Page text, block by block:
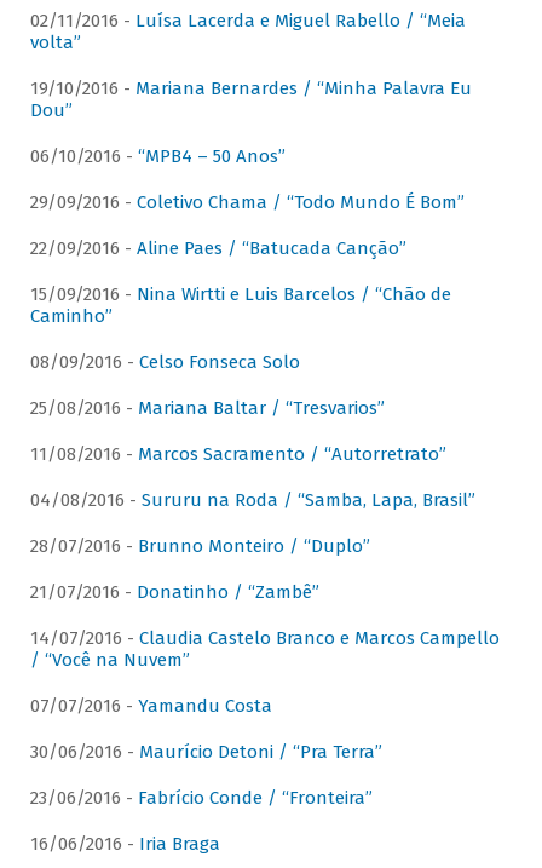
02/11/2016 - Luísa Lacerda e Miguel Rabello / “Meia
volta”
19/10/2016 - Mariana Bernardes / “Minha Palavra Eu
Dou”
06/10/2016 - “MPB4 – 50 Anos”
29/09/2016 - Coletivo Chama / “Todo Mundo É Bom”
22/09/2016 - Aline Paes / “Batucada Canção”
15/09/2016 - Nina Wirtti e Luis Barcelos / “Chão de
Caminho”
08/09/2016 - Celso Fonseca Solo
25/08/2016 - Mariana Baltar / “Tresvarios”
11/08/2016 - Marcos Sacramento / “Autorretrato”
04/08/2016 - Sururu na Roda / “Samba, Lapa, Brasil”
28/07/2016 - Brunno Monteiro / “Duplo”
21/07/2016 - Donatinho / “Zambê”
14/07/2016 - Claudia Castelo Branco e Marcos Campello
/ “Você na Nuvem”
07/07/2016 - Yamandu Costa
30/06/2016 - Maurício Detoni / “Pra Terra”
23/06/2016 - Fabrício Conde / “Fronteira”
16/06/2016 - Iria Braga